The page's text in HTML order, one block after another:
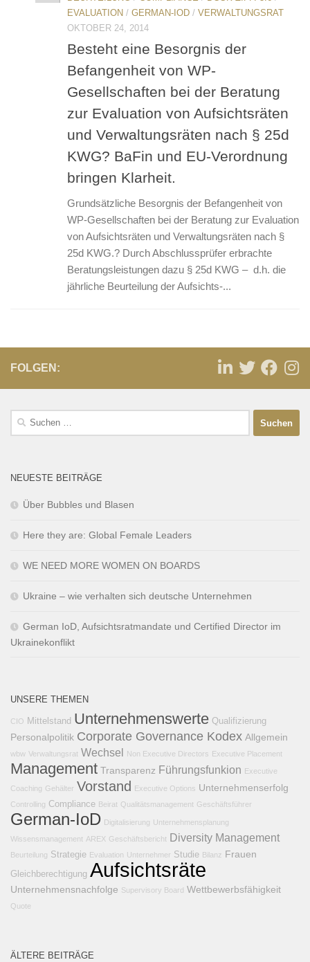
EVALUATION / GERMAN-IOD / VERWALTUNGSRAT
OKTOBER 24, 2014
Besteht eine Besorgnis der
Befangenheit von WP-
Gesellschaften bei der Beratung
zur Evaluation von Aufsichtsräten
und Verwaltungsräten nach § 25d
KWG? BaFin und EU-Verordnung
bringen Klarheit.
Grundsätzliche Besorgnis der Befangenheit von
WP-Gesellschaften bei der Beratung zur Evaluation
von Aufsichtsräten und Verwaltungsräten nach §
25d KWG.? Durch Abschlussprüfer erbrachte
Beratungsleistungen dazu § 25d KWG – d.h. die
jährliche Beurteilung der Aufsichts-...
FOLGEN:
NEUESTE BEITRÄGE
Über Bubbles und Blasen
Here they are: Global Female Leaders
WE NEED MORE WOMEN ON BOARDS
Ukraine – wie verhalten sich deutsche Unternehmen
German IoD, Aufsichtsratmandate und Certified Director im
Ukrainekonflikt
UNSERE THEMEN
CIO Mittelstand Unternehmenswerte Qualifizierung
Personalpolitik Corporate Governance Kodex Allgemein
wbw Verwaltungsrat Wechsel Non Executive Directors Executive Placement
Management Transparenz Führungsfunkion Executive
Coaching Gehälter Vorstand Executive Options Unternehmenserfolg
Controlling Compliance Beirat Qualitätsmanagement Geschäftsführer
German-IoD Digitalisierung Unternehmensplanung
Wissensmanagement AREX Geschäftsbericht Diversity Management
Beurteilung Strategie Evaluation Unternehmer Studie Bilanz Frauen
Gleichberechtigung Aufsichtsräte
Unternehmensnachfolge Supervisory Board Wettbewerbsfähigkeit
Quote
ÄLTERE BEITRÄGE